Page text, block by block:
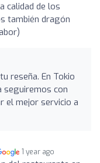
calidad de los
también dragón
reseña. En Tokio
seguiremos con
el mejor servicio a
1 year ago